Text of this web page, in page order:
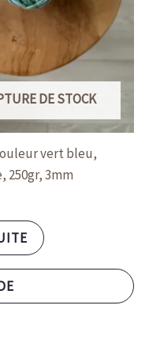
DE STOCK
vert bleu,
250gr, 3mm